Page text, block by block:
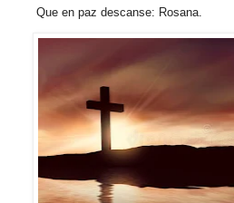
Que en paz descanse: Rosana.